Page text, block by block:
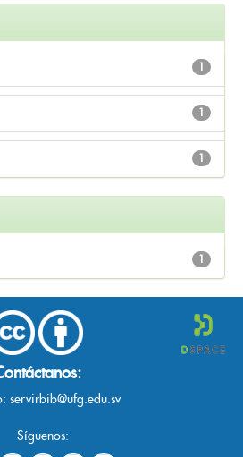
1
1
1
1
servirbib@ufg.edu.sv
Síguenos: